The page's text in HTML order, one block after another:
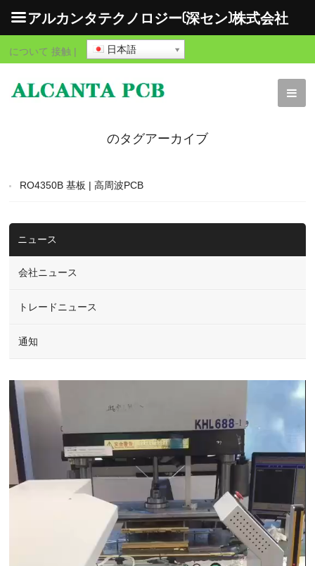
について 接触 | 日本語
のタグアーカイブ
RO4350B 基板 | 高周波PCB
ニュース
会社ニュース
トレードニュース
通知
Video
Player
アルカンタテクノロジー(深セン)株式会社